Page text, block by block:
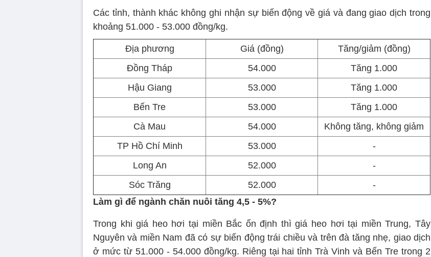
Các tỉnh, thành khác không ghi nhận sự biến động về giá và đang giao dịch trong
khoảng 51.000 - 53.000 đồng/kg.
Địa phương Giá (đồng)
Tăng/giảm (đồng)
Đồng Tháp
54.000
Tăng 1.000
Hậu Giang
53.000
Tăng 1.000
Bến Tre
53.000
Tăng 1.000
Cà Mau
54.000
Không tăng, không giảm
TP Hồ Chí Minh
53.000
-
Long An
52.000
-
Sóc Trăng
52.000
-
Làm gì để ngành chăn nuôi tăng 4,5 - 5%?
Trong khi giá heo hơi tại miền Bắc ổn định thì giá heo hơi tại miền Trung, Tây
Nguyên và miền Nam đã có sự biến động trái chiều và trên đà tăng nhẹ, giao dịch
ở mức từ 51.000 - 54.000 đồng/kg. Riêng tại hai tỉnh Trà Vinh và Bến Tre trong 2